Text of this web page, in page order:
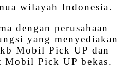
wilayah Indonesia.
dengan perusahaan
yang menyediakan
Mobil Pick UP dan
Mobil Pick UP bekas.